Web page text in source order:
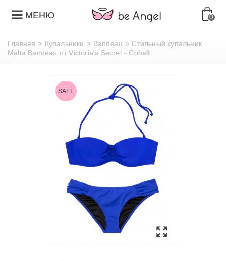
МЕНЮ 0
Главная > Купальники > Bandeau > Стильный купальник
Malta Bandeau от Victoria's Secret - Cobalt
SALE